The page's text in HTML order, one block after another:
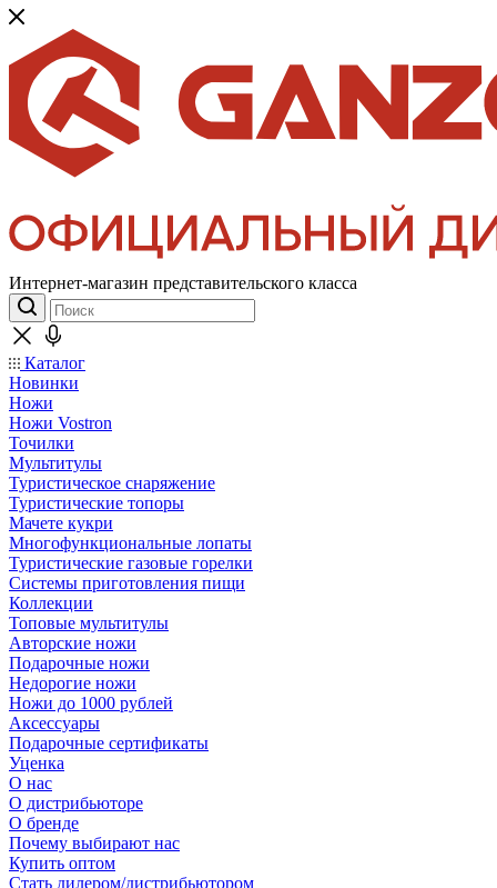
Интернет-магазин представительского класса
Каталог
Новинки
Ножи
Ножи Vostron
Точилки
Мультитулы
Туристическое снаряжение
Туристические топоры
Мачете кукри
Многофункциональные лопаты
Туристические газовые горелки
Системы приготовления пищи
Коллекции
Топовые мультитулы
Авторские ножи
Подарочные ножи
Недорогие ножи
Ножи до 1000 рублей
Аксессуары
Подарочные сертификаты
Уценка
О нас
О дистрибьюторе
О бренде
Почему выбирают нас
Купить оптом
Стать дилером/дистрибьютором